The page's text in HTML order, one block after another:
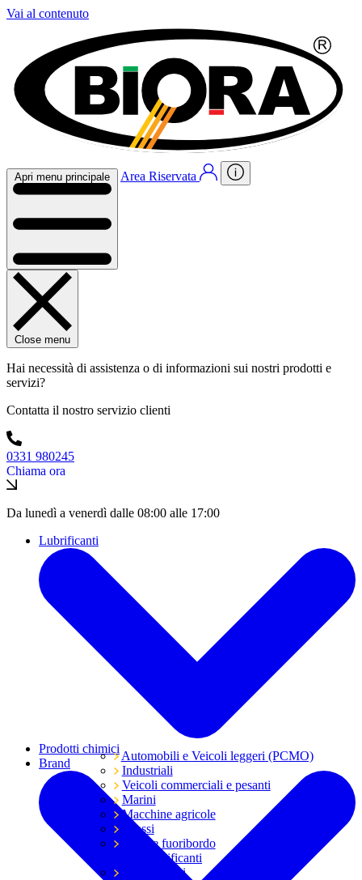
Vai al contenuto
Apri menu principale Area Riservata
Close menu
Hai necessità di assistenza o di informazioni sui nostri prodotti e
servizi?
Contatta il nostro servizio clienti
0331 980245
Chiama ora
Da lunedì a venerdì dalle 08:00 alle 17:00
Lubrificanti
Automobili e Veicoli leggeri (PCMO)
Industriali
Veicoli commerciali e pesanti
Marini
Macchine agricole
Grassi
Moto e fuoribordo
Tutti i lubrificanti
Trasmissioni
Prodotti chimici
Brand